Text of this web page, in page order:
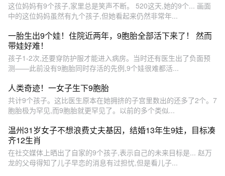
这位妈妈有9个孩子,家里总是笑声不断。 520这天,她的9个... 画面
中的这位妈妈虽然有九个孩子,但她看起来仍然非常年...
一胎生出9个娃！住院近两年，9胞胎全部活下来了！ 然而
带娃好难！
孩子1-2次,还要穿防护服才能进入病房。当时还有医生出了负面预
测——此前没有9胞胎同时存活的先例,9个娃很难都活...
人类奇迹！一女子生下9胞胎
共计9个孩子。这比医生原本在她拥挤的子宫里数出的还多了2个。7
胞胎极为罕见,而9胞胎就更罕见了。以前的多个类似...
温州31岁女子不想浪费丈夫基因，结婚13年生9娃，目标凑
齐12生肖
在社交媒体上晒出了自家的9个孩子,表示自己的未来目标是... 赵万
龙的父母得知了儿子早恋的消息有过担忧,但是看儿子...